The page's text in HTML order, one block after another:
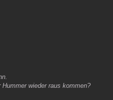
wieder raus kommen?